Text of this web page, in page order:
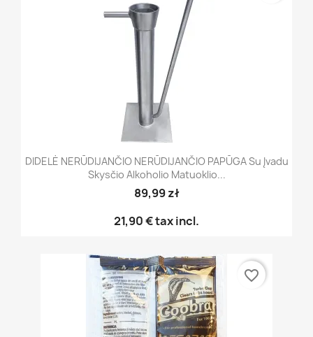
DIDELĖ NERŪDIJANČIO NERŪDIJANČIO PAPŪGA Su Įvadu
Skysčio Alkoholio Matuoklio...
89,99 zł
21,90 €tax incl.
favorite_border